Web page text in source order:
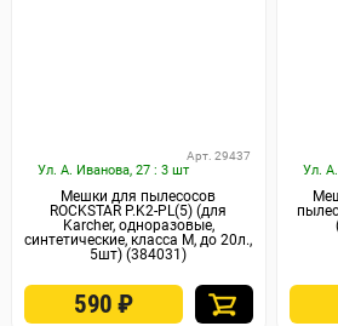
Ул. А. Иванова, 27 : 3 шт
Арт. 29437
Мешки для пылесосов
ROCKSTAR P.K2-PL(5) (для
Karcher, одноразовые,
синтетические, класса M, до 20л.,
5шт) (384031)
590₽
Ул.